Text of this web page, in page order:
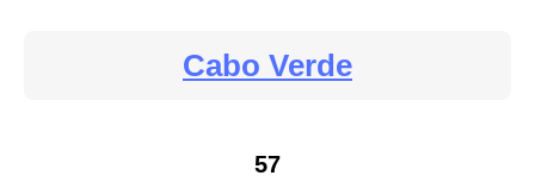
Cabo Verde
57